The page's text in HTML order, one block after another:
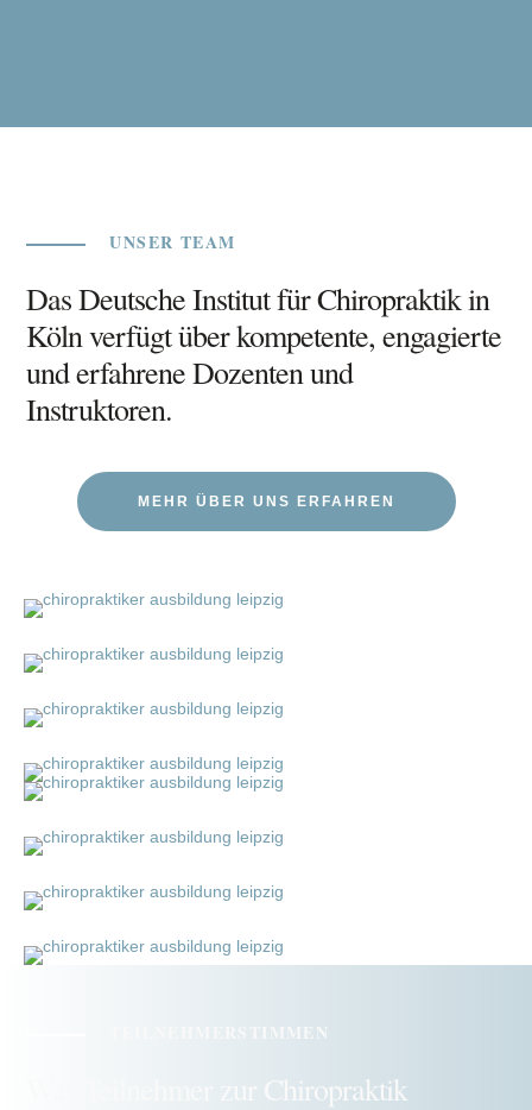
UNSER TEAM
Das Deutsche Institut für Chiropraktik in
Köln verfügt über kompetente, engagierte
und erfahrene Dozenten und
Instruktoren.
MEHR ÜBER UNS ERFAHREN
TEILNEHMERSTIMMEN
Was Teilnehmer zur Chiropraktik